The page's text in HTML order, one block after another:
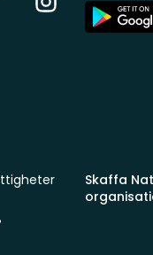
App
Store
Skaffa